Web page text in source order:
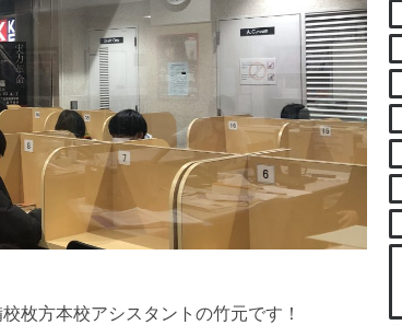
枚方本校アシスタントの竹元です！